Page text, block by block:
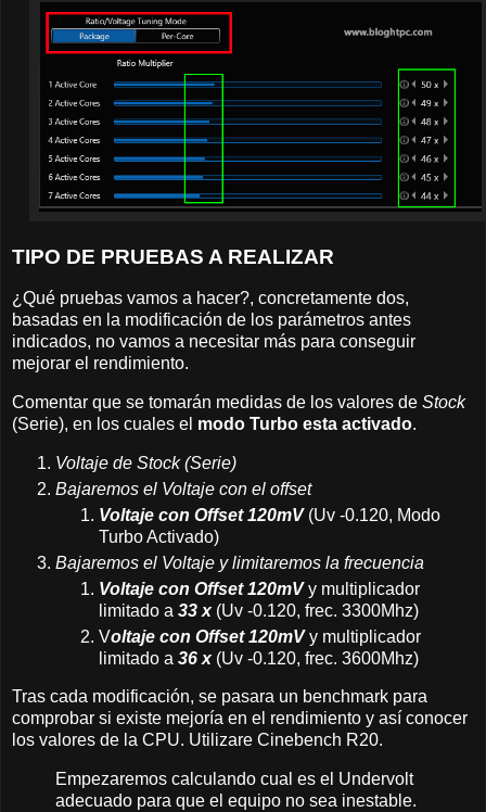
TIPO DE PRUEBAS A REALIZAR
¿Qué pruebas vamos a hacer?, concretamente dos,
basadas en la modificación de los parámetros antes
indicados, no vamos a necesitar más para conseguir
mejorar el rendimiento.
Comentar que se tomarán medidas de los valores de Stock
(Serie), en los cuales el modo Turbo esta activado.
Voltaje de Stock (Serie)
Bajaremos el Voltaje con el offset
Voltaje con Offset 120mV(Uv -0.120, Modo
Turbo Activado)
Bajaremos el Voltaje y limitaremos la frecuencia
Voltaje con Offset 120mVy multiplicador
limitado a 33 x(Uv -0.120, frec. 3300Mhz)
Voltaje con Offset 120mVy multiplicador
limitado a 36 x(Uv -0.120, frec. 3600Mhz)
Tras cada modificación, se pasara un benchmark para
comprobar si existe mejoría en el rendimiento y así conocer
los valores de la CPU. Utilizare Cinebench R20.
Empezaremos calculando cual es el Undervolt
adecuado para que el equipo no sea inestable.